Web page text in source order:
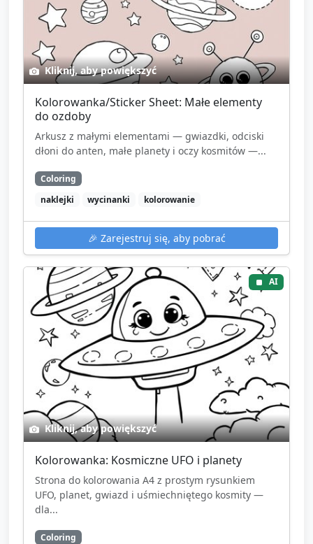
Kliknij, aby powiększyć
Kolorowanka/Sticker Sheet: Małe elementy
do ozdoby
Arkusz z małymi elementami — gwiazdki, odciski
dłoni do anten, małe planety i oczy kosmitów —...
Coloring
naklejki
wycinanki kolorowanie
🎉 Zarejestruj się, aby pobrać
AI
Kliknij, aby powiększyć
Kolorowanka: Kosmiczne UFO i planety
Strona do kolorowania A4 z prostym rysunkiem
UFO, planet, gwiazd i uśmiechniętego kosmity —
dla...
Coloring